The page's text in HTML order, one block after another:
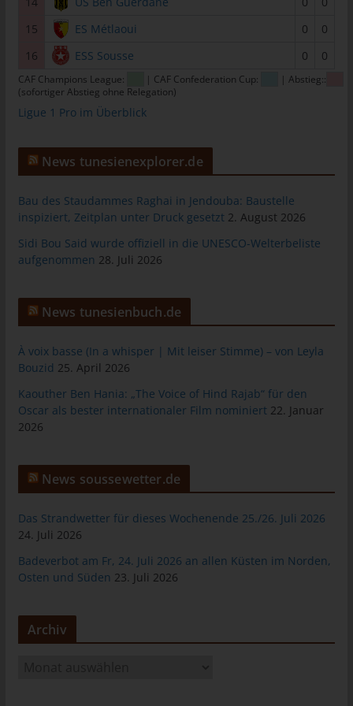
15
ES Métlaoui 0
0
16
ESS Sousse 0 0
CAF Champions League: | CAF Confederation Cup:
| Abstieg::
(sofortiger Abstieg ohne Relegation)
Ligue 1 Pro im Überblick
News tunesienexplorer.de
Bau des Staudammes Raghai in Jendouba: Baustelle
inspiziert, Zeitplan unter Druck gesetzt 2. August 2026
Sidi Bou Said wurde offiziell in die UNESCO-Welterbeliste
aufgenommen 28. Juli 2026
News tunesienbuch.de
À voix basse (In a whisper | Mit leiser Stimme) – von Leyla
Bouzid 25. April 2026
Kaouther Ben Hania: „The Voice of Hind Rajab“ für den
Oscar als bester internationaler Film nominiert 22. Januar
2026
News soussewetter.de
Das Strandwetter für dieses Wochenende 25./26. Juli 2026
24. Juli 2026
Badeverbot am Fr, 24. Juli 2026 an allen Küsten im Norden,
Osten und Süden 23. Juli 2026
Archiv
Personen, die unter der unmittelbaren Verantwortung des
Verantwortlichen oder des Auftragsverarbeiters befugt sind, die
personenbezogenen Daten zu verarbeiten.
k) Einwilligung
Einwilligung ist jede von der betroffenen Person freiwillig für den
bestimmten Fall in informierter Weise und unmissverständlich
einer sonstigen eindeutigen bestätigenden Handlung, mit der
die betroffene Person zu verstehen gibt, dass sie mit der
einverstanden ist.
Name und Anschrift des für die
Verarbeitung Verantwortlichen
sonstiger in den Mitgliedstaaten der Europäischen Union
geltenden Datenschutzgesetze und anderer Bestimmungen mit
datenschutzrechtlichem Charakter ist:
tunesienfussball.de
Uwe Wassenberg
Rue 2 Mars
Telefon: +216 216 16 616
E-Mail:
Cookies
Die Internetseiten verwenden Cookies. Cookies sind
Textdateien, welche über einen Internetbrowser auf einem
Zahlreiche Internetseiten und Server verwenden Cookies. Viele
Cookies enthalten eine sogenannte Cookie-ID. Eine Cookie-ID